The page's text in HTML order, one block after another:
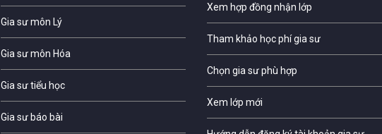
Gia sư môn Lý
Gia sư môn Hóa
Gia sư tiểu học
Gia sư báo bài
Xem hợp đồng nhận lớp
Tham khảo học phí gia sư
Chọn gia sư phù hợp
Xem lớp mới